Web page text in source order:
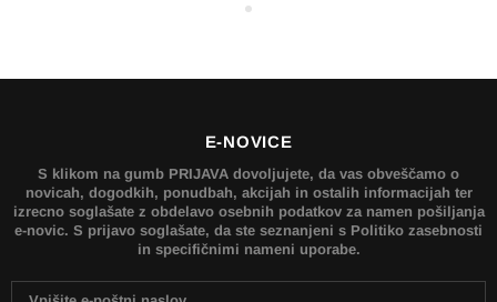
E-NOVICE
S klikom na gumb PRIJAVA dovoljujete, da vas obveščamo o
novicah, dogodkih, ponudbah, akcijah in ostalih informacijah ter
izrecno soglašate z obdelavo osebnih podatkov za namen pošiljanja
e-novic. S prijavo soglašate, da ste seznanjeni s Politiko zasebnosti
in specifičnimi nameni uporabe.